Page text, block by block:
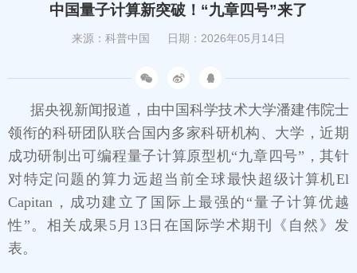
中国量子计算新突破！“九章四号”来了
来源：科普中国 日期：2026年05月14日
据央视新闻报道，由中国科学技术大学潘建伟院士
领衔的科研团队联合国内多家科研机构、大学，近期
成功研制出可编程量子计算原型机“九章四号”，其针
对特定问题的算力远超当前全球最快超级计算机El
Capitan，成功建立了国际上最强的“量子计算优越
性”。相关成果5月13日在国际学术期刊《自然》发
表。